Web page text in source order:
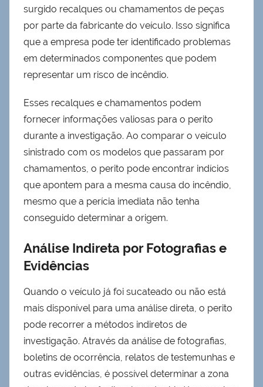
surgido recalques ou chamamentos de peças
por parte da fabricante do veículo. Isso significa
que a empresa pode ter identificado problemas
em determinados componentes que podem
representar um risco de incêndio.
Esses recalques e chamamentos podem
fornecer informações valiosas para o perito
durante a investigação. Ao comparar o veículo
sinistrado com os modelos que passaram por
chamamentos, o perito pode encontrar indícios
que apontem para a mesma causa do incêndio,
mesmo que a perícia imediata não tenha
conseguido determinar a origem.
Análise Indireta por Fotografias e
Evidências
Quando o veículo já foi sucateado ou não está
mais disponível para uma análise direta, o perito
pode recorrer a métodos indiretos de
investigação. Através da análise de fotografias,
boletins de ocorrência, relatos de testemunhas e
outras evidências, é possível determinar a zona